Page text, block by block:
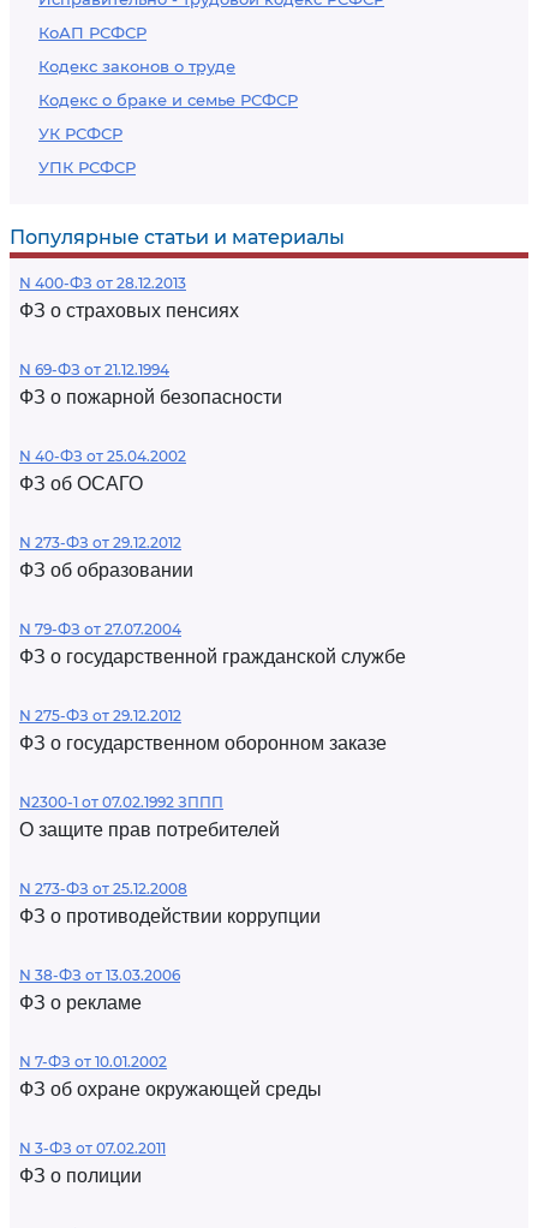
КоАП РСФСР
Кодекс законов о труде
Кодекс о браке и семье РСФСР
УК РСФСР
УПК РСФСР
Популярные статьи и материалы
N 400-ФЗ от 28.12.2013
ФЗ о страховых пенсиях
N 69-ФЗ от 21.12.1994
ФЗ о пожарной безопасности
N 40-ФЗ от 25.04.2002
ФЗ об ОСАГО
N 273-ФЗ от 29.12.2012
ФЗ об образовании
N 79-ФЗ от 27.07.2004
ФЗ о государственной гражданской службе
N 275-ФЗ от 29.12.2012
ФЗ о государственном оборонном заказе
N2300-1 от 07.02.1992 ЗППП
О защите прав потребителей
N 273-ФЗ от 25.12.2008
ФЗ о противодействии коррупции
N 38-ФЗ от 13.03.2006
ФЗ о рекламе
N 7-ФЗ от 10.01.2002
ФЗ об охране окружающей среды
N 3-ФЗ от 07.02.2011
ФЗ о полиции